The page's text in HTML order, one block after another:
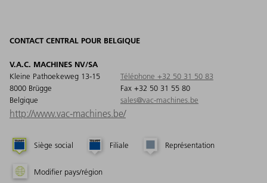
CONTACT CENTRAL POUR BELGIQUE
V.A.C. MACHINES NV/SA
Kleine Pathoekeweg 13-15
8000 Brügge
Belgique
Téléphone +32 50 31 50 83
Fax +32 50 31 55 80
sales@vac-machines.be
http://www.vac-machines.be/
Siège social Filiale Représentation
Modifier pays/région